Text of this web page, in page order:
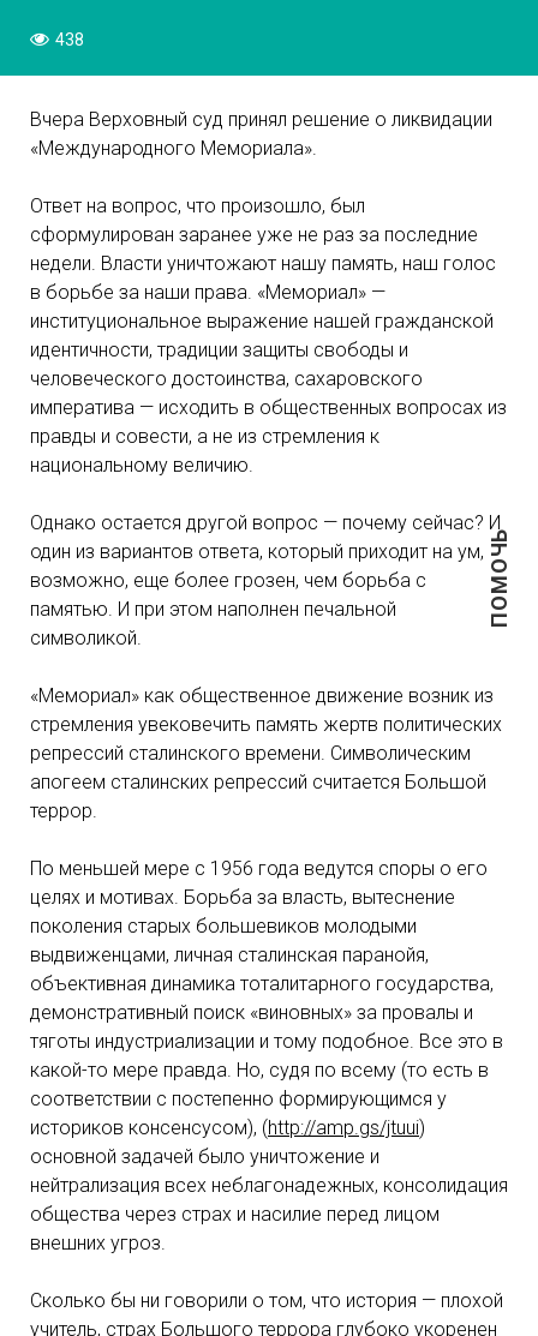
ПОМОЧЬ
438
Вчера Верховный суд принял решение о ликвидации
«Международного Мемориала».
Ответ на вопрос, что произошло, был
сформулирован заранее уже не раз за последние
недели. Власти уничтожают нашу память, наш голос
в борьбе за наши права. «Мемориал» —
институциональное выражение нашей гражданской
идентичности, традиции защиты свободы и
человеческого достоинства, сахаровского
императива — исходить в общественных вопросах из
правды и совести, а не из стремления к
национальному величию.
Однако остается другой вопрос — почему сейчас? И
один из вариантов ответа, который приходит на ум,
возможно, еще более грозен, чем борьба с
памятью. И при этом наполнен печальной
символикой.
«Мемориал» как общественное движение возник из
стремления увековечить память жертв политических
репрессий сталинского времени. Символическим
апогеем сталинских репрессий считается Большой
террор.
По меньшей мере с 1956 года ведутся споры о его
целях и мотивах. Борьба за власть, вытеснение
поколения старых большевиков молодыми
выдвиженцами, личная сталинская паранойя,
объективная динамика тоталитарного государства,
демонстративный поиск «виновных» за провалы и
тяготы индустриализации и тому подобное. Все это в
какой-то мере правда. Но, судя по всему (то есть в
соответствии с постепенно формирующимся у
историков консенсусом), (http://amp.gs/jtuui)
основной задачей было уничтожение и
нейтрализация всех неблагонадежных, консолидация
общества через страх и насилие перед лицом
внешних угроз.
Сколько бы ни говорили о том, что история — плохой
учитель, страх Большого террора глубоко укоренен